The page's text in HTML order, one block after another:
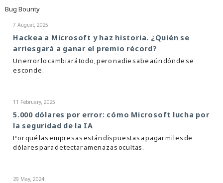
Bug Bounty
7 August, 2025
Hackea a Microsoft y haz historia. ¿Quién se
arriesgará a ganar el premio récord?
Un error lo cambiará todo, pero nadie sabe aún dónde se
esconde.
11 February, 2025
5.000 dólares por error: cómo Microsoft lucha por
la seguridad de la IA
Por qué las empresas están dispuestas a pagar miles de
dólares para detectar amenazas ocultas.
29 May, 2024